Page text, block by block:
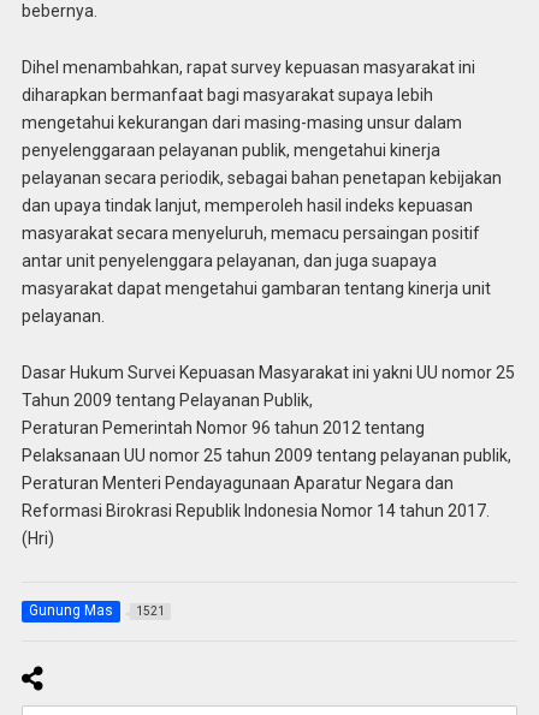
bebernya.
Dihel menambahkan, rapat survey kepuasan masyarakat ini
diharapkan bermanfaat bagi masyarakat supaya lebih
mengetahui kekurangan dari masing-masing unsur dalam
penyelenggaraan pelayanan publik, mengetahui kinerja
pelayanan secara periodik, sebagai bahan penetapan kebijakan
dan upaya tindak lanjut, memperoleh hasil indeks kepuasan
masyarakat secara menyeluruh, memacu persaingan positif
antar unit penyelenggara pelayanan, dan juga suapaya
masyarakat dapat mengetahui gambaran tentang kinerja unit
pelayanan.
Dasar Hukum Survei Kepuasan Masyarakat ini yakni UU nomor 25
Tahun 2009 tentang Pelayanan Publik,
Peraturan Pemerintah Nomor 96 tahun 2012 tentang
Pelaksanaan UU nomor 25 tahun 2009 tentang pelayanan publik,
Peraturan Menteri Pendayagunaan Aparatur Negara dan
Reformasi Birokrasi Republik Indonesia Nomor 14 tahun 2017.
(Hri)
Gunung Mas 1521